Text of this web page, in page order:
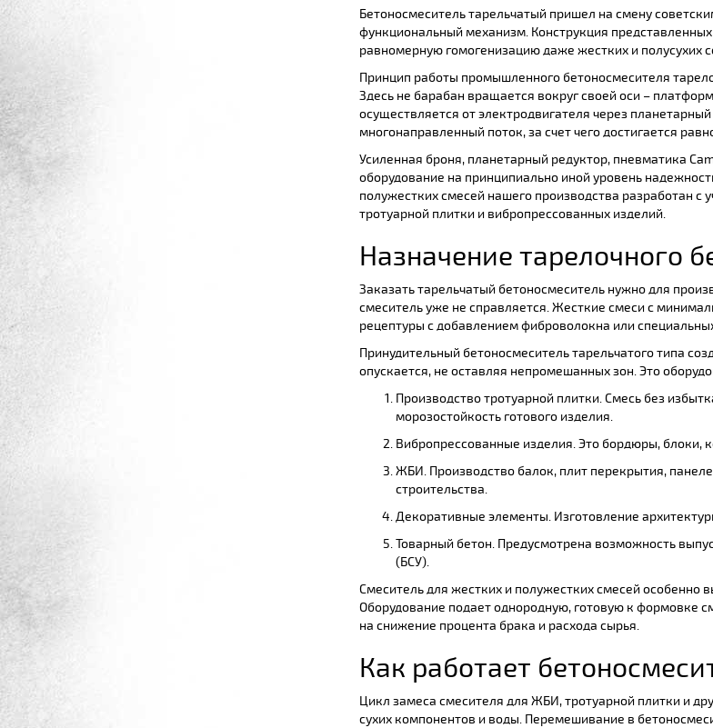
Бетоносмеситель тарельчатый пришел на смену
функциональный механизм. Конструкция
равномерную гомогенизацию даже жестких и
Принцип работы промышленного бетоносмесителя
Здесь не барабан вращается вокруг своей оси –
осуществляется от электродвигателя через
многонаправленный поток, за счет чего достигается
Усиленная броня, планетарный редуктор, пневматика
оборудование на принципиально иной уровень
полужестких смесей нашего производства разработан
тротуарной плитки и вибропрессованных изделий.
Назначение тарелочного
Заказать тарельчатый бетоносмеситель нужно для
смеситель уже не справляется. Жесткие смеси с
рецептуры с добавлением фиброволокна или
Принудительный бетоносмеситель тарельчатого типа
опускается, не оставляя непромешанных зон. Это
Производство тротуарной плитки. Смесь без
морозостойкость готового изделия.
Вибропрессованные изделия. Это бордюры, блоки,
ЖБИ. Производство балок, плит перекрытия,
строительства.
Декоративные элементы. Изготовление
Товарный бетон. Предусмотрена возможность
(БСУ).
Смеситель для жестких и полужестких смесей особенно
Оборудование подает однородную, готовую к формовке
на снижение процента брака и расхода сырья.
Как работает
Цикл замеса смесителя для ЖБИ, тротуарной плитки и
сухих компонентов и воды. Перемешивание в